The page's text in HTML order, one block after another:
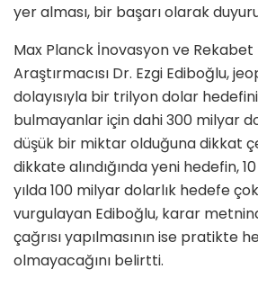
yer alması, bir başarı olarak
Max Planck İnovasyon ve Rekabet
Araştırmacısı Dr. Ezgi Ediboğlu,
dolayısıyla bir trilyon dolar
bulmayanlar için dahi300 milyar
düşük bir miktar olduğunadikkat
dikkate alındığında yeni hedefin,
yılda 100 milyar dolarlık hedefe
vurgulayan Ediboğlu, karar
çağrısı yapılmasının ise pratikte
olmayacağını belirtti.